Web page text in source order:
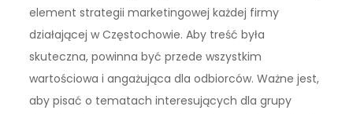
element strategii marketingowej każdej firmy
działającej w Częstochowie. Aby treść była
skuteczna, powinna być przede wszystkim
wartościowa i angażująca dla odbiorców. Ważne jest,
aby pisać o tematach interesujących dla grupy